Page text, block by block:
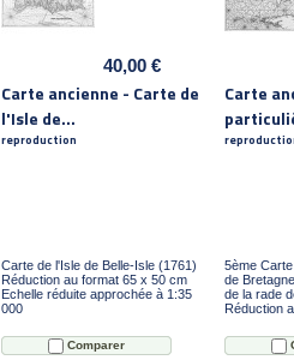
40,00 €
Carte ancienne - Carte de
l'Isle de...
reproduction
Carte de l'Isle de Belle-Isle (1761)
Réduction au format 65 x 50 cm
Echelle réduite approchée à 1:35
000
Comparer
Carte
5ème
de
de la rade
Réduction